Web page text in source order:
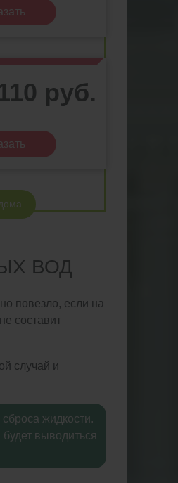
руб.
ВОД
повезло, если на
составит
случай и
жидкости.
выводиться